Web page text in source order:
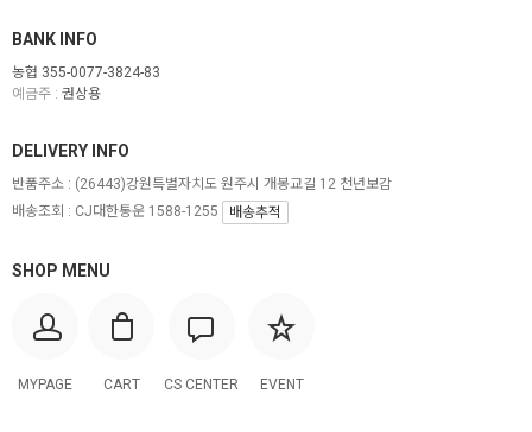
BANK INFO
농협 355-0077-3824-83
예금주 : 권상용
SHOP MENU
MYPAGE CART CS CENTER EVENT
DELIVERY INFO
반품주소 : (26443)강원특별자치도 원주시 개봉교길 12 천년보감
배송조회 : CJ대한통운 1588-1255
배송추적